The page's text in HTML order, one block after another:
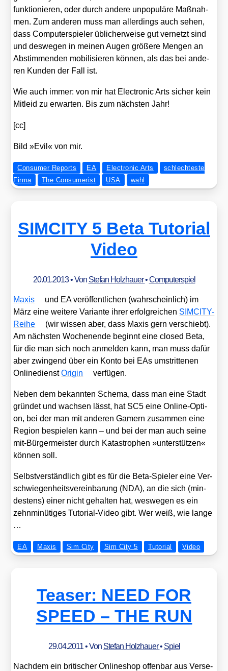
funk­tio­nie­ren, oder durch ande­re unpo­pu­lä­re Maß­nah­
men. Zum ande­ren muss man aller­dings auch sehen,
dass Com­pu­ter­spie­ler übli­cher­wei­se gut ver­netzt sind
und des­we­gen in mei­nen Augen grö­ße­re Men­gen an
Abstim­men­den mobi­li­sie­ren kön­nen, als das bei ande­
ren Kun­den der Fall ist.
Wie auch immer: von mir hat Elec­tro­nic Arts sicher kein
Mit­leid zu erwar­ten. Bis zum nächs­ten Jahr!
[cc]
Bild »Evil« von mir.
Consumer Reports EA Electronic Arts
schlechteste
Firma
The Consumerist USA wahl
SIMCITY 5 Beta Tutorial
Video
20.01.2013• Von Stefan Holzhauer•Computerspiel
Maxis
und EA ver­öf­fent­li­chen (wahr­schein­lich) im
März eine wei­te­re Vari­an­te ihrer erfolg­rei­chen SIM­CI­TY-
Rei­he
(wir wis­sen aber, dass Maxis gern ver­schiebt).
Am nächs­ten Wochen­en­de beginnt eine clo­sed Beta,
für die man sich noch anmel­den kann, man muss dafür
aber zwin­gend über ein Kon­to bei EAs umstrit­te­nen
Online­dienstOri­gin ver­fü­gen.
Neben dem bekann­ten Sche­ma, dass man eine Stadt
grün­det und wach­sen lässt, hat SC5 eine Online-Opti­
on, bei der man mit ande­ren Gamern zusam­men eine
Regi­on bespie­len kann – und bei der man auch sei­ne
mit-Bür­ger­meis­ter durch Kata­stro­phen »unter­stüt­zen«
kön­nen soll.
Selbst­ver­ständ­lich gibt es für die Beta-Spie­ler eine Ver­
schwie­gen­heits­ver­ein­ba­rung (NDA), an die sich (min­
des­tens) einer nicht gehal­ten hat, wes­we­gen es ein
zehn­mi­nü­ti­ges Tuto­ri­al-Video gibt. Wer weiß, wie lan­ge
…
EA Maxis Sim City Sim City 5 Tutorial Video
Teaser: NEED FOR
SPEED – THE RUN
29.04.2011• Von Stefan Holzhauer• Spiel
Nach­dem ein bri­ti­scher Online­shop offen­bar aus Ver­se­